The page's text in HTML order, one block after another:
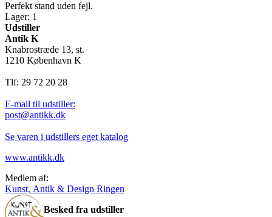
Perfekt stand uden fejl.
Lager: 1
Udstiller
Antik K
Knabrostræde 13, st.
1210 København K
Tlf: 29 72 20 28
E-mail til udstiller:
post@antikk.dk
Se varen i udstillers eget katalog
www.antikk.dk
Medlem af:
Kunst, Antik & Design Ringen
Besked fra udstiller